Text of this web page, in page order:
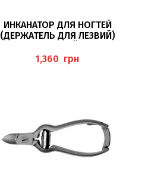
В КОРЗИНУ
ИНКАНАТОР ДЛЯ НОГТЕЙ
(ДЕРЖАТЕЛЬ ДЛЯ ЛЕЗВИЙ)
NAGELSPALTERKLINGEN)
BAEHR
грн